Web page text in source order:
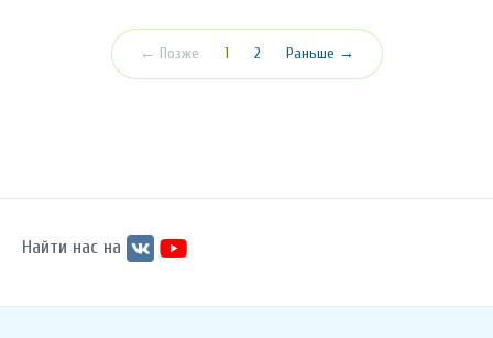
← Позже 1(текущая)
2 Раньше →
Найти нас на